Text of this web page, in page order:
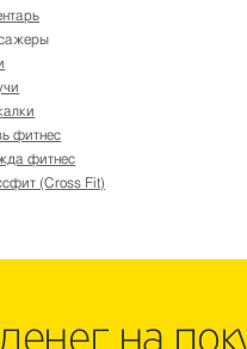
фитнес
фитнес
(Cross Fit)